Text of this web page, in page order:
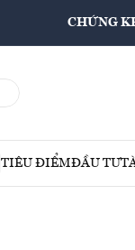
CHỨNG
TIÊU ĐIỂMĐẦU TƯ